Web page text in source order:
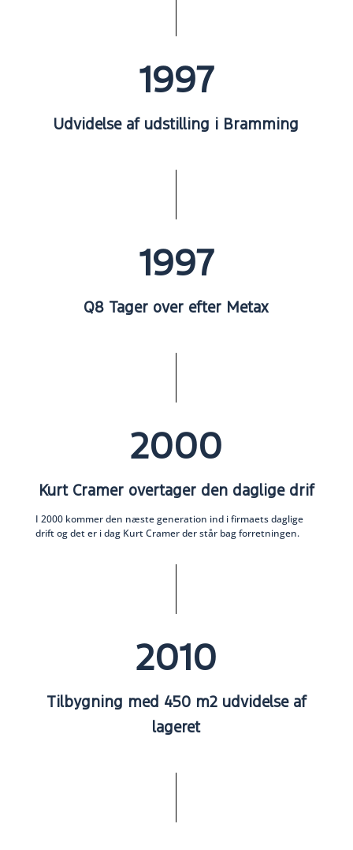
1997
Udvidelse af udstilling i Bramming
1997
Q8 Tager over efter Metax
2000
Kurt Cramer overtager den daglige drif
I 2000 kommer den næste generation ind i firmaets daglige
drift og det er i dag Kurt Cramer der står bag forretningen.
2010
Tilbygning med 450 m2 udvidelse af
lageret